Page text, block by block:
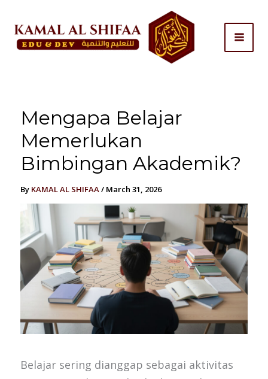
content
Mengapa Belajar
Memerlukan
Bimbingan Akademik?
By KAMAL AL SHIFAA/ March 31, 2026
Belajar sering dianggap sebagai aktivitas